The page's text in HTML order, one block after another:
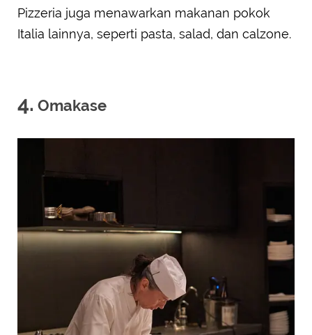
Pizzeria juga menawarkan makanan pokok
Italia lainnya, seperti pasta, salad, dan calzone.
4. Omakase